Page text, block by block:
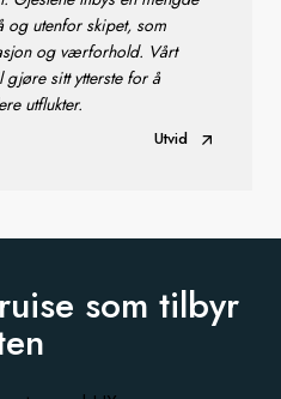
utenfor skipet, som
og værforhold. Vårt
gjøre sitt ytterste for å
utflukter.
Utvid
som tilbyr